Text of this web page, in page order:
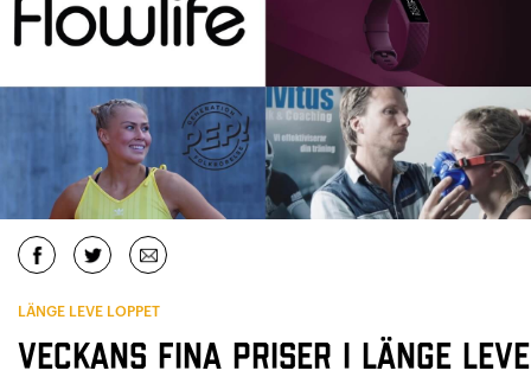
LÄNGE LEVE LOPPET
Veckans fina priser i Länge Leve